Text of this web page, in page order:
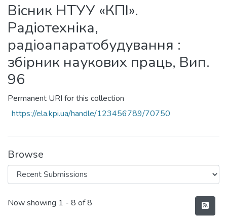
Вісник НТУУ «КПІ».
Радіотехніка,
радіоапаратобудування :
збірник наукових праць, Вип.
96
Permanent URI for this collection
https://ela.kpi.ua/handle/123456789/70750
Browse
Recent Submissions
Now showing 1 - 8 of 8